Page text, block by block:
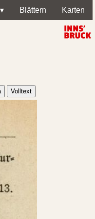
▾ Blättern Karten
Volltext